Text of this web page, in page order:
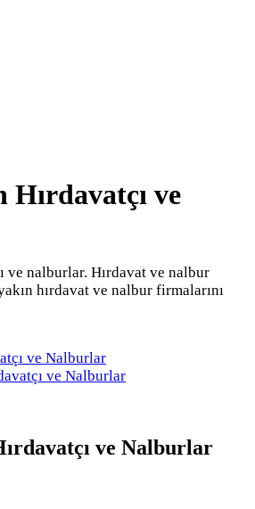
Hırdavatçı ve
ve nalburlar. Hırdavat ve nalbur
hırdavat ve nalbur firmalarını
ve Nalburlar
ve Nalburlar
ve Nalburlar